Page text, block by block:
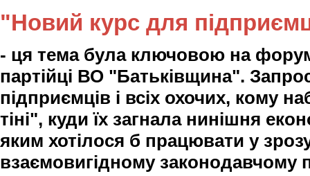
"Новий курс для
- ця тема була ключовою на
партійці ВО "Батьківщина".
підприємців і всіх охочих, кому
тіні", куди їх загнала нинішня
яким хотілося б працювати у
взаємовигідному законодавчому